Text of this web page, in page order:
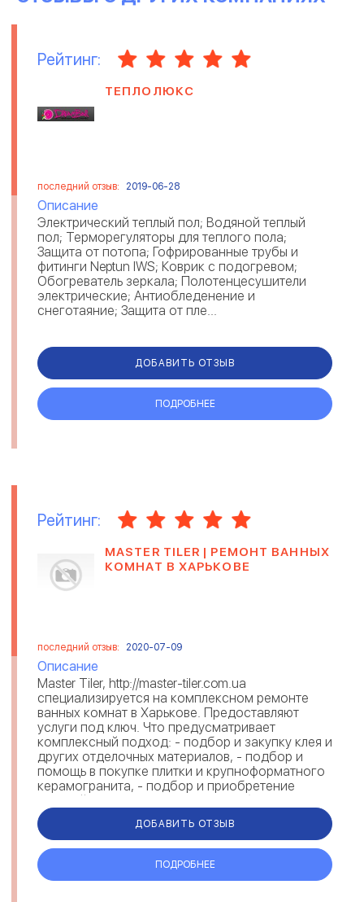
Рейтинг:
ТЕПЛОЛЮКС
последний отзыв: 2019-06-28
Описание
Электрический теплый пол; Водяной теплый
пол; Терморегуляторы для теплого пола;
Защита от потопа; Гофрированные трубы и
фитинги Neptun IWS; Коврик с подогревом;
Обогреватель зеркала; Полотенцесушители
электрические; Антиобледенение и
снеготаяние; Защита от пле...
ДОБАВИТЬ ОТЗЫВ
ПОДРОБНЕЕ
Рейтинг:
MASTER TILER | РЕМОНТ ВАННЫХ
КОМНАТ В ХАРЬКОВЕ
последний отзыв: 2020-07-09
Описание
Master Tiler, http://master-tiler.com.ua
специализируется на комплексном ремонте
ванных комнат в Харькове. Предоставляют
услуги под ключ. Что предусматривает
комплексный подход: - подбор и закупку клея и
других отделочных материалов, - подбор и
помощь в покупке плитки и крупноформатного
керамогранита, - подбор и приобретение
ревизий скрытого монтажа, - подб...
ДОБАВИТЬ ОТЗЫВ
ПОДРОБНЕЕ